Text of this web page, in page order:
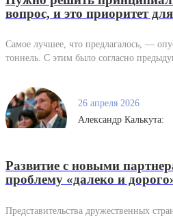
вопрос, и это приоритет
Самое лучшее, что предлагалось, —
тоннель. С этим было согласно
26 апреля 2026
Александр Калькута:
Развитие с новыми
проблему «далеко и
Представительства дружественных